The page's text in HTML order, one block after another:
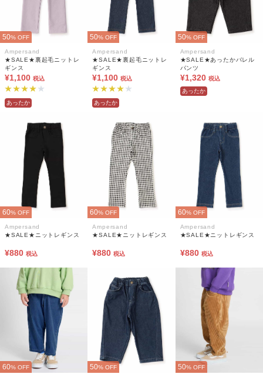
50% OFF
Ampersand
★SALE★裏起毛ニットレ
ギンス
¥1,100 税込
あったか
50% OFF
Ampersand
★SALE★裏起毛ニットレ
ギンス
¥1,100 税込
あったか
50% OFF
Ampersand
★SALE★あったかバレル
パンツ
¥1,320 税込
あったか
60% OFF
Ampersand
★SALE★ニットレギンス
¥880 税込
60% OFF
Ampersand
★SALE★ニットレギンス
¥880 税込
60% OFF
Ampersand
★SALE★ニットレギンス
¥880 税込
60% OFF 50% OFF 50% OFF